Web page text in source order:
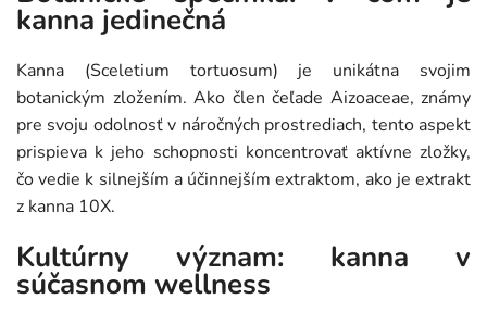
kanna jedinečná
Kanna (Sceletium tortuosum) je unikátna svojim
botanickým zložením. Ako člen čeľade Aizoaceae, známy
pre svoju odolnosť v náročných prostrediach, tento aspekt
prispieva k jeho schopnosti koncentrovať aktívne zložky,
čo vedie k silnejším a účinnejším extraktom, ako je extrakt
z kanna 10X.
Kultúrny význam: kanna v
súčasnom wellness